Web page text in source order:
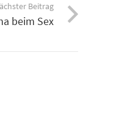
Beitrag
beim Sex